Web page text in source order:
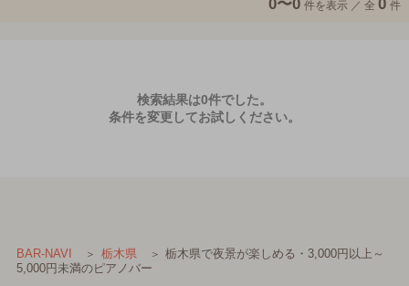
0〜0 件を表示 ／ 全 0 件
検索結果は0件でした。
条件を変更してお試しください。
BAR-NAVI 栃木県
栃木県で夜景が楽しめる・3,000円以上～
5,000円未満のピアノバー